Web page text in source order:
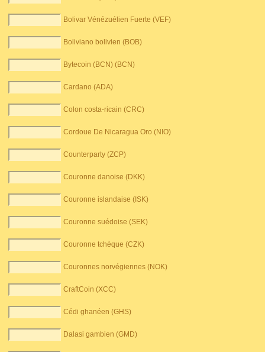
Bolivar Vénézuélien Fuerte (VEF)
Boliviano bolivien (BOB)
Bytecoin (BCN) (BCN)
Cardano (ADA)
Colon costa-ricain (CRC)
Cordoue De Nicaragua Oro (NIO)
Counterparty (ZCP)
Couronne danoise (DKK)
Couronne islandaise (ISK)
Couronne suédoise (SEK)
Couronne tchèque (CZK)
Couronnes norvégiennes (NOK)
CraftCoin (XCC)
Cédi ghanéen (GHS)
Dalasi gambien (GMD)